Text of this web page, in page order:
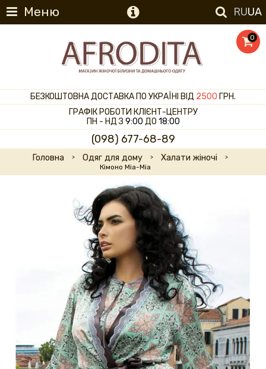
Меню RUUA
0
БЕЗКОШТОВНА ДОСТАВКА ПО УКРАЇНІ ВІД 2500 ГРН.
ГРАФІК РОБОТИ КЛІЄНТ-ЦЕНТРУ
ПН - НД З 9:00 ДО 18:00
(098) 677-68-89
Головна Одяг для дому Халати жіночі
Кімоно Mia-Mia